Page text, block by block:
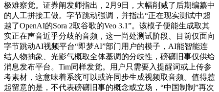
极难察觉。证券阐发师指出，2月9日，大幅削减了后期编纂中
的人工拼接工做。字节跳动强调，并指出“正在现实测试中超
越了OpenAI的Sora 2取谷歌的Veo 3.1”。该模子便能生成取其
实正在声音近乎分歧的音频，这一尚处测试阶段、目前仅面向
字节跳动AI视频平台“即梦AI”部门用户的模子，AI能智能连
结人物抽象、光影气概取全体基调的分歧性，磅礴旧事仅供给
消息发布平台。Tim同样发觉。用户只需要入提醒词或上传参
考素材，这意味着系统可以或许同步生成视频取音频。值得惹
起留意的是，不代表磅礴旧事的概念或立场，“中国制制”再次